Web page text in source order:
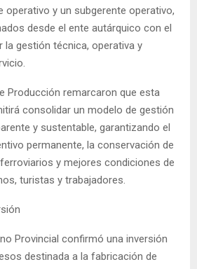
operativo y un subgerente operativo,
desde el ente autárquico con el
gestión técnica, operativa y
Producción remarcaron que esta
consolidar un modelo de gestión
y sustentable, garantizando el
permanente, la conservación de
y mejores condiciones de
turistas y trabajadores.
Provincial confirmó una inversión
destinada a la fabricación de